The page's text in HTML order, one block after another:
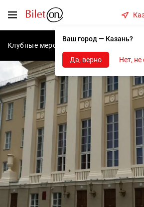
Меню
Ваш город — Казань?
Да, верно Нет, не
Клубные мероприятия